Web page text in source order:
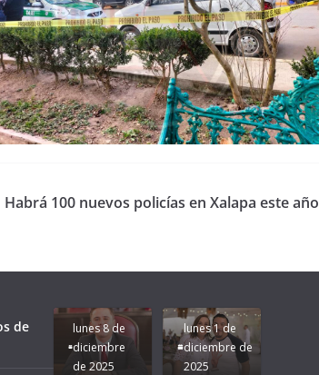
Habrá 100 nuevos policías en Xalapa este año
de
Unamos
lunes 8 de
diciembre
de 2025
lunes 1 de
diciembre de
2025
Apoyo y
Seguimos la
Ruta que
Marca
Nuestra
Pongamos
de moda;
San
Andrés
Tuxtla